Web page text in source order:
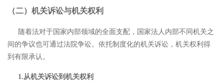
（二）机关诉讼与机关权利
随着法对于国家内部领域的全面支配，国家法人内部不同机关之
间的争议也可通过法院争讼。依托制度化的机关诉讼，机关权利得
到有限承认。
1.从机关诉讼到机关权利